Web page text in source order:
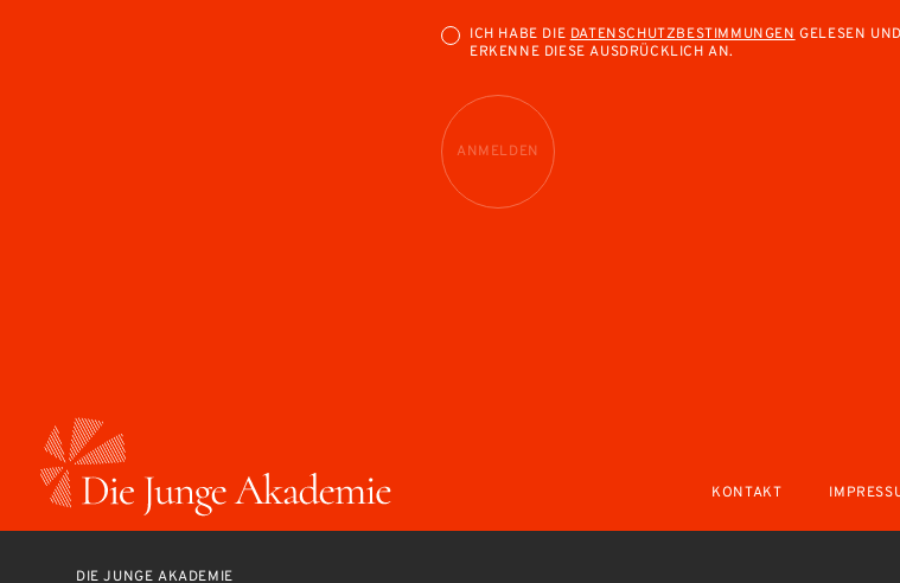
ICH HABE DIEDATENSCHUTZBESTIMMUNGENGELESEN UND
ERKENNE DIESE AUSDRÜCKLICH AN.
ANMELDEN
KONTAKT
DIE JUNGE AKADEMIE